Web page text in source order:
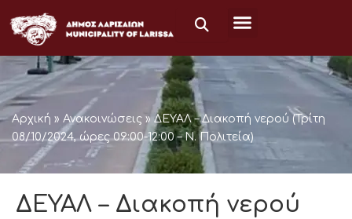
στο
περιεχόμενο
Αρχική » Ανακοινώσεις » ΔΕΥΑΛ – Διακοπή νερού (Τρίτη
08/10/2024, ώρες 09:00-12:00 – Ν. Πολιτεία)
ΔΕΥΑΛ – Διακοπή νερού